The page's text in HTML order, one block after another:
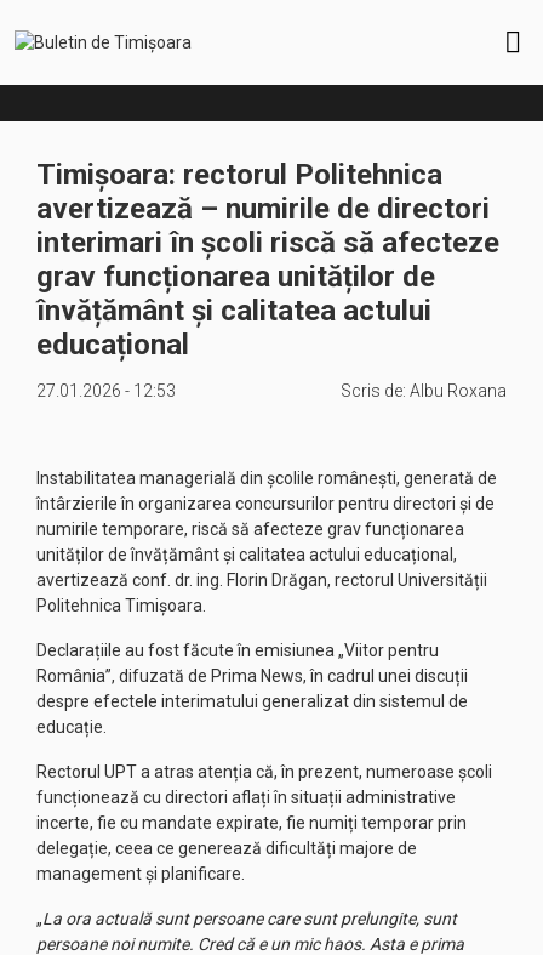
Timișoara: rectorul Politehnica
avertizează – numirile de directori
interimari în școli riscă să afecteze
grav funcționarea unităților de
învățământ și calitatea actului
educațional
27.01.2026 - 12:53 Scris de: Albu Roxana
Instabilitatea managerială din școlile românești, generată de
întârzierile în organizarea concursurilor pentru directori și de
numirile temporare, riscă să afecteze grav funcționarea
unităților de învățământ și calitatea actului educațional,
avertizează conf. dr. ing. Florin Drăgan, rectorul Universității
Politehnica Timișoara.
Declarațiile au fost făcute în emisiunea „Viitor pentru
România”, difuzată de Prima News, în cadrul unei discuții
despre efectele interimatului generalizat din sistemul de
educație.
Rectorul UPT a atras atenția că, în prezent, numeroase școli
funcționează cu directori aflați în situații administrative
incerte, fie cu mandate expirate, fie numiți temporar prin
delegație, ceea ce generează dificultăți majore de
management și planificare.
„La ora actuală sunt persoane care sunt prelungite, sunt
persoane noi numite. Cred că e un mic haos. Asta e prima